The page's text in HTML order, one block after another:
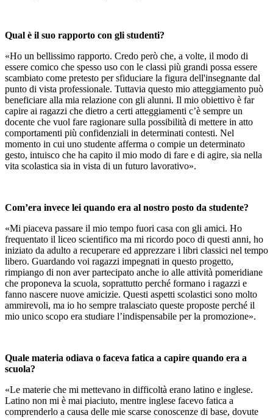
Qual è il suo rapporto con gli studenti?
«Ho un bellissimo rapporto. Credo però che, a volte, il modo di
essere comico che spesso uso con le classi più grandi possa essere
scambiato come pretesto per sfiduciare la figura dell'insegnante dal
punto di vista professionale. Tuttavia questo mio atteggiamento può
beneficiare alla mia relazione con gli alunni. Il mio obiettivo è far
capire ai ragazzi che dietro a certi atteggiamenti c’è sempre un
docente che vuol fare ragionare sulla possibilità di mettere in atto
comportamenti più confidenziali in determinati contesti. Nel
momento in cui uno studente afferma o compie un determinato
gesto, intuisco che ha capito il mio modo di fare e di agire, sia nella
vita scolastica sia in vista di un futuro lavorativo».
Com’era invece lei quando era al nostro posto da studente?
«Mi piaceva passare il mio tempo fuori casa con gli amici. Ho
frequentato il liceo scientifico ma mi ricordo poco di questi anni, ho
iniziato da adulto a recuperare ed apprezzare i libri classici nel tempo
libero. Guardando voi ragazzi impegnati in questo progetto,
rimpiango di non aver partecipato anche io alle attività pomeridiane
che proponeva la scuola, soprattutto perché formano i ragazzi e
fanno nascere nuove amicizie. Questi aspetti scolastici sono molto
ammirevoli, ma io ho sempre tralasciato queste proposte perché il
mio unico scopo era studiare l’indispensabile per la promozione».
Quale materia odiava o faceva fatica a capire quando era a
scuola?
«Le materie che mi mettevano in difficoltà erano latino e inglese.
Latino non mi è mai piaciuto, mentre inglese facevo fatica a
comprenderlo a causa delle mie scarse conoscenze di base, dovute